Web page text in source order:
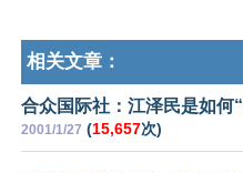
相关文章：
合众国际社：江泽民是如何
2001/1/27 (15,657次)